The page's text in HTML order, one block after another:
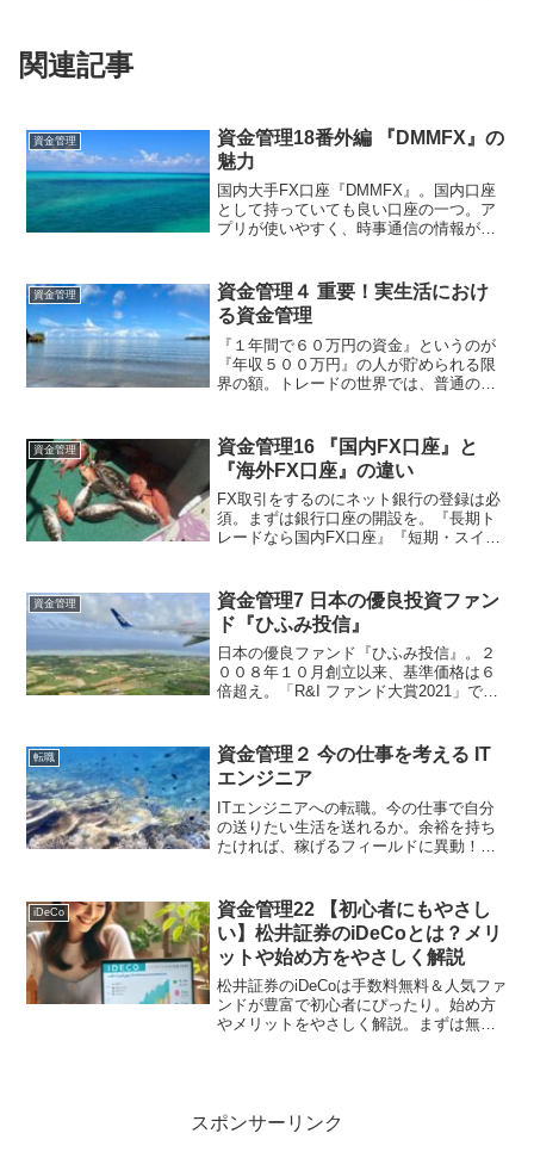
関連記事
資金管理
資金管理18番外編 『DMMFX』の
魅力
国内大手FX口座『DMMFX』。国内口座
として持っていても良い口座の一つ。ア
プリが使いやすく、時事通信の情報が見
開設から。『長期トレードなら国内FX口
座』『短期・スイングトレードなら海外
FX口座』、それぞれのメリットを生かし
てトレードライフを楽しもう。
資金管理
資金管理４ 重要！実生活におけ
る資金管理
『１年間で６０万円の資金』というのが
『年収５００万円』の人が貯められる限
界の額。トレードの世界では、普通の会
から守るトレードへ。FXは上手く使えば
資金調達の最強手段！
資金管理
資金管理16 『国内FX口座』と
『海外FX口座』の違い
FX取引をするのにネット銀行の登録は必
須。まずは銀行口座の開設を。『長期ト
レードなら国内FX口座』『短期・スイン
えよう。
資金管理
資金管理7 日本の優良投資ファン
ド『ひふみ投信』
日本の優良ファンド『ひふみ投信』。２
００８年１０月創立以来、基準価格は６
倍超え。「R&I ファンド大賞2021」で、
用でアフターサポートにも力を入れてお
り、今後、さらなる成長が期待できそう
です。
転職
資金管理２ 今の仕事を考える IT
エンジニア
ITエンジニアへの転職。今の仕事で自分
の送りたい生活を送れるか。余裕を持ち
たければ、稼げるフィールドに異動！！
ら、インターノウス株式会社の無料の研
修と就活サポートを受けてみよう。
iDeCo
資金管理22 【初心者にもやさし
い】松井証券のiDeCoとは？メリ
ットや始め方をやさしく解説
松井証券のiDeCoは手数料無料＆人気ファ
ンドが豊富で初心者にぴったり。始め方
やメリットをやさしく解説。まずは無料
スポンサーリンク